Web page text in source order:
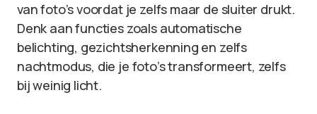
van foto’s voordat je zelfs maar de sluiter drukt.
Denk aan functies zoals automatische
belichting, gezichtsherkenning en zelfs
nachtmodus, die je foto’s transformeert, zelfs
bij weinig licht.